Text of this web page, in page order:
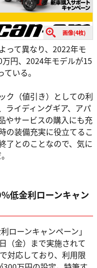
画像(4枚)
って異なり、2022年モ
円、2024年モデルが15
いる。
ク（値引き）としての利
ライディングギア、アパ
やサービスの購入にも充
の装備充実に役立てるこ
了とのことなので、気に
低金利ローンキャン
ローンキャンペーン」
（金）まで実施されて
対応しており、利用限